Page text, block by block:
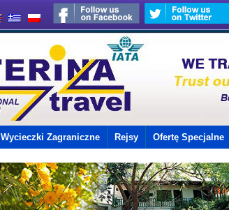
Wycieczki Zagraniczne Rejsy Ofertę Specjalne